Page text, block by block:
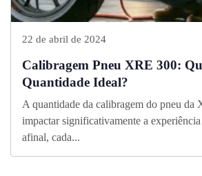
22 de abril de 2024
Calibragem Pneu XRE 300:
Quantidade Ideal?
A quantidade da calibragem do pneu da
impactar significativamente a
afinal, cada...